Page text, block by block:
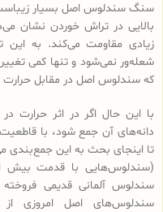
سنگ سندلوس اصل بسیار زیباست،
بالایی در تراش خوردن نشان
زیادی مقاومت می‌کند. به
شعله‌ور نمی‌شود و تنها کمی
که سندلوس اصل در مقابل حرارت
با این حال اگر در اثر حرارت
دانه‌های آن جمع شود، با
تا اینجای بحث به این
سندلوس آلمانی قدیمی